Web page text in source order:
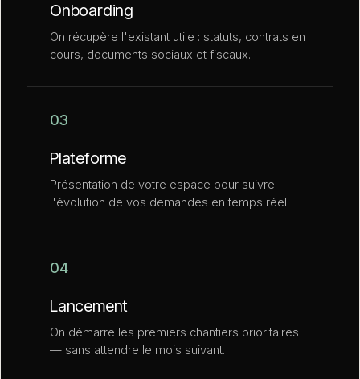
Onboarding
On récupère l'existant utile : statuts, contrats en
cours, documents sociaux et fiscaux.
03
Plateforme
Présentation de votre espace pour suivre
l'évolution de vos demandes en temps réel.
04
Lancement
On démarre les premiers chantiers prioritaires
— sans attendre le mois suivant.